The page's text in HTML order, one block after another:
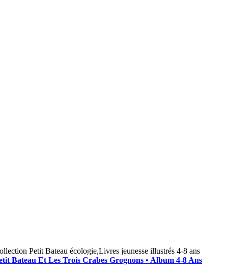
Petit Bateau écologie,Livres jeunesse illustrés 4-8 ans
Bateau Et Les Trois Crabes Grognons • Album 4-8 Ans